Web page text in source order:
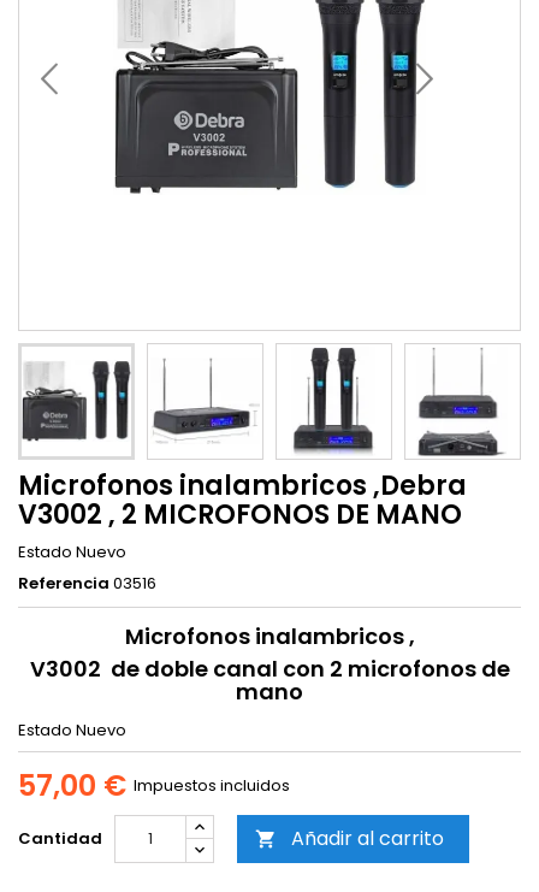
Microfonos inalambricos ,Debra
V3002 , 2 MICROFONOS DE MANO
Estado Nuevo
Referencia 03516
Microfonos inalambricos ,
V3002 de doble canal con 2 microfonos de
mano
Estado Nuevo
57,00 € Impuestos incluidos
Cantidad  Añadir al carrito